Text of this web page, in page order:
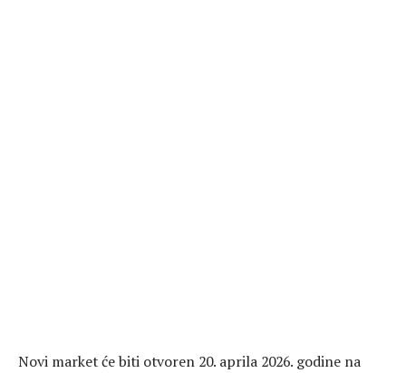
Novi market će biti otvoren 20. aprila 2026. godine na